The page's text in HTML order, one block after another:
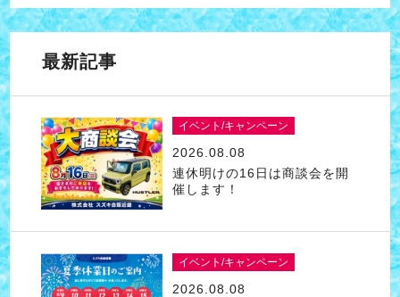
最新記事
イベント/キャンペーン
2026.08.08
連休明けの16日は商談会を開
催します！
イベント/キャンペーン
2026.08.08